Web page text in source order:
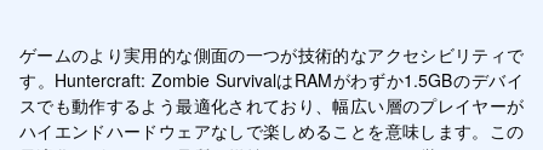
ゲームのより実用的な側面の一つが技術的なアクセシビリティで
す。Huntercraft: Zombie SurvivalはRAMがわずか1.5GBのデバイ
スでも動作するよう最適化されており、幅広い層のプレイヤーが
ハイエンドハードウェアなしで楽しめることを意味します。この